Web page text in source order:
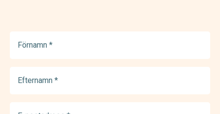
(Required)
(Required)